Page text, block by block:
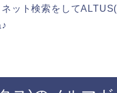
ット検索をして